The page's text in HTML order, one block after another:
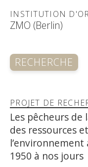
INSTITUTION
ZMO (Berlin)
RECHERCHE
PROJET DE
Les pêcheurs
des ressources
l’environnement
1950 à nos jours